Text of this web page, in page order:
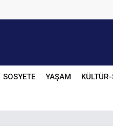
SOSYETE YAŞAM